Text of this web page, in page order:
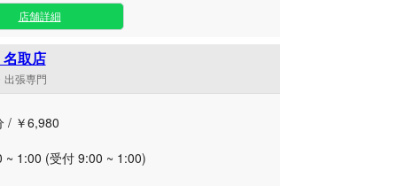
ネスマンや、
ットしたい大人の方に多くご利用いただい
。お客様のご自宅や滞在先のホテルが、そ
ろぎのプライベート空間へと変わります。
ラピストによる本格的なリラクゼーション
す。お仕事帰りの夜遅い時間のリラックス
軽にご利用いただけます。 仙台南店は宮
店舗詳細
取店
出張専門
/ ￥6,980
~ 1:00 (受付 9:00 ~ 1:00)